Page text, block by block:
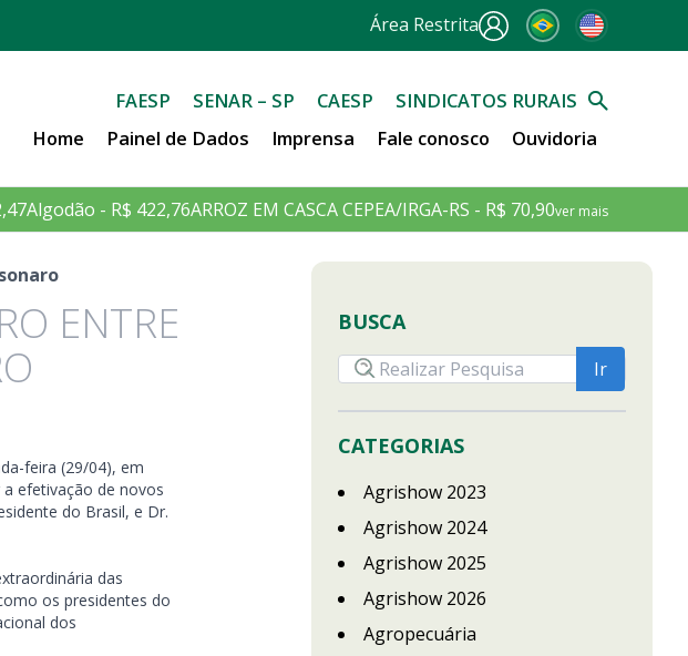
Área Restrita
FAESP SENAR – SP CAESP
SINDICATOS RURAIS
Home
Painel de Dados Imprensa Fale conosco Ouvidoria
Algodão - R$ 422,76ARROZ EM CASCA CEPEA/IRGA-RS - R$ 70,90ver mais
ENTRE
feira (29/04), em
efetivação de novos
do Brasil, e Dr.
das
os presidentes do
dos
BUSCA
CATEGORIAS
Agrishow 2023
Agrishow 2024
Agrishow 2025
Agrishow 2026
Agropecuária